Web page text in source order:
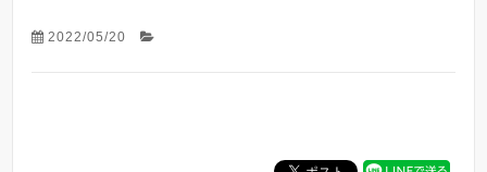
2022/05/20